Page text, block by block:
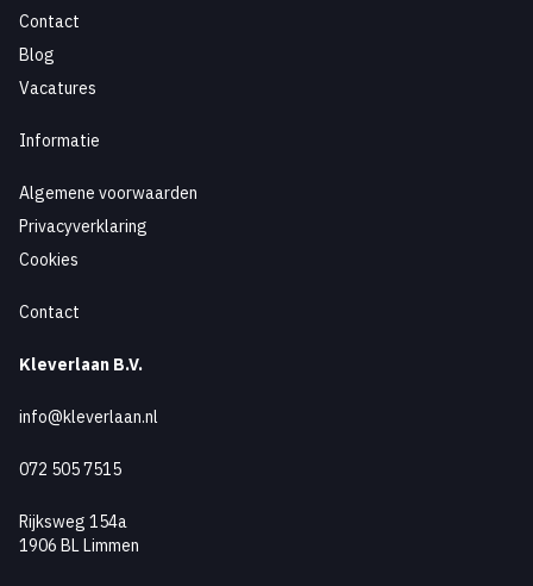
Contact
Blog
Vacatures
Informatie
Algemene voorwaarden
Privacyverklaring
Cookies
Contact
Kleverlaan B.V.
info@kleverlaan.nl
072 505 7515
Rijksweg 154a
1906 BL Limmen